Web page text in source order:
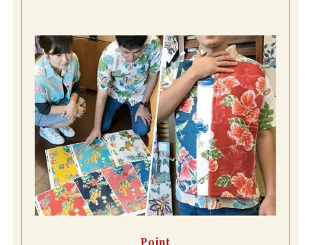
在庫数1 カートに入れる
L
在庫切れ 店舗取り寄せ申請
LL
在庫数1 カートに入れる
ネイビー
S
Point